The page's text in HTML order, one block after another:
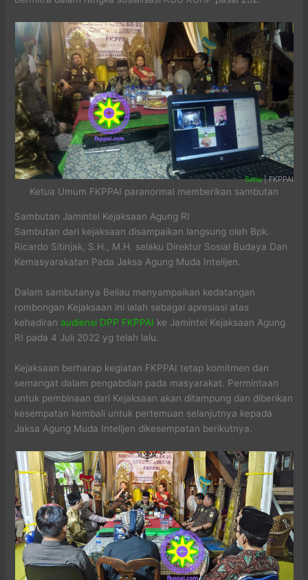
Senu| FKPPAI
Ketua Umum FKPPAI paranormal memberikan sambutan
Sambutan Jamintel Kejaksaan Agung RI
Sambutan dari kejaksaan disampaikan langsung oleh Bpk.
Ricardo Sitinjak, S.H., M.H. selaku Direktur Sosial Budaya Dan
Kemasyarakatan Pada Jaksa Agung Muda Intelijen.
Dalam sambutanya Beliau menyampaikan kedatangan
rombongan Kejaksaan ini ialah sebagai apresiasi atas
kehadiranaudiensi DPP FKPPAI ke Jamintel Kejaksaan Agung
RI pada 4 Juli 2022 yg telah lalu.
Kejaksaan berharap kegiatan FKPPAI tetap komitmen dan
semangat dalam pengabdian pada masyarakat. Permintaan
untuk pembinaan dari Kejaksaan akan ditampung dan diberikan
kesempatan kembali untuk pertemuan selanjutnya kepada
Jaksa Agung Muda Intelijen dikesempatan berikutnya.